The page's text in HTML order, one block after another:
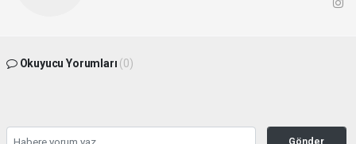
Okuyucu Yorumları (0)
Gönder